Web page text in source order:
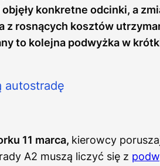
objęły konkretne odcinki, a
z rosnących kosztów
to kolejna podwyżka w
11 marca, kierowcy
A2 muszą liczyć się z